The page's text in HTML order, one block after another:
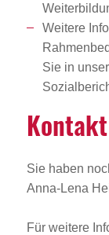
Weitere
Sie in
Kontakt
Sie haben
Anna-Lena
Für weitere